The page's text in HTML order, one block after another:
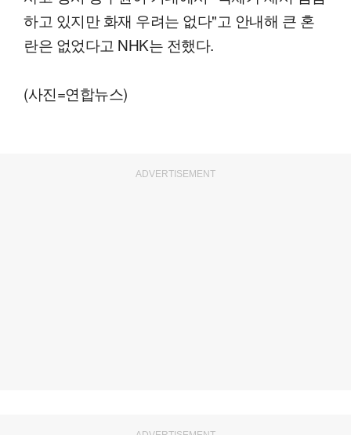
하고 있지만 화재 우려는 없다"고 안내해 큰 혼
란은 없었다고 NHK는 전했다.
(사진=연합뉴스)
ADVERTISEMENT